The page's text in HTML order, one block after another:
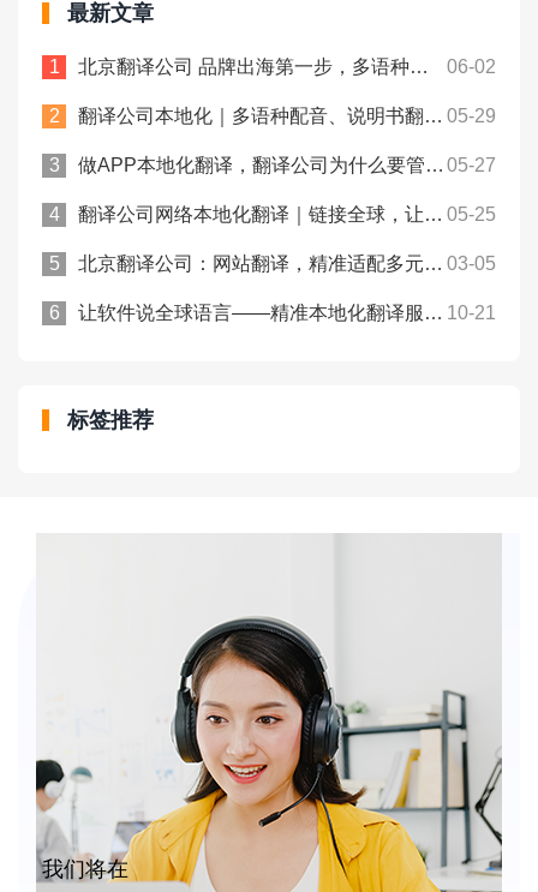
最新文章
北京翻译公司 品牌出海第一步，多语种官网翻译怎么选才靠谱 06-02
翻译公司本地化｜多语种配音、说明书翻译，出海配套！众赞翻译 05-29
做APP本地化翻译，翻译公司为什么要管字符串长度？众赞翻译 05-27
翻译公司网络本地化翻译｜链接全球，让世界听懂您的品牌！众赞翻译 05-25
北京翻译公司：网站翻译，精准适配多元语境！众赞翻译 03-05
让软件说全球语言——精准本地化翻译服务！众赞翻译 10-21
标签推荐
我们将在